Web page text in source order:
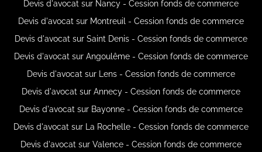
Devis d'avocat sur Nancy - Cession fonds de commerce
Devis d'avocat sur Montreuil - Cession fonds de commerce
Devis d'avocat sur Saint Denis - Cession fonds de commerce
Devis d'avocat sur Angoulême - Cession fonds de commerce
Devis d'avocat sur Lens - Cession fonds de commerce
Devis d'avocat sur Annecy - Cession fonds de commerce
Devis d'avocat sur Bayonne - Cession fonds de commerce
Devis d'avocat sur La Rochelle - Cession fonds de commerce
Devis d'avocat sur Valence - Cession fonds de commerce